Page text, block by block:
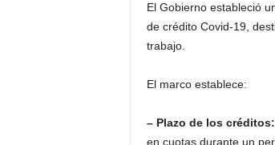
El Gobierno estableció
de crédito Covid-19,
trabajo.
El marco establece:
– Plazo de los créditos:
en cuotas durante un